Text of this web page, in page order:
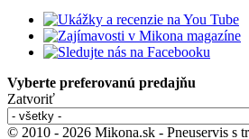
Vyberte preferovanú predajňu
Zatvoriť
© 2010 - 2026 Mikona.sk - Pneuservis s